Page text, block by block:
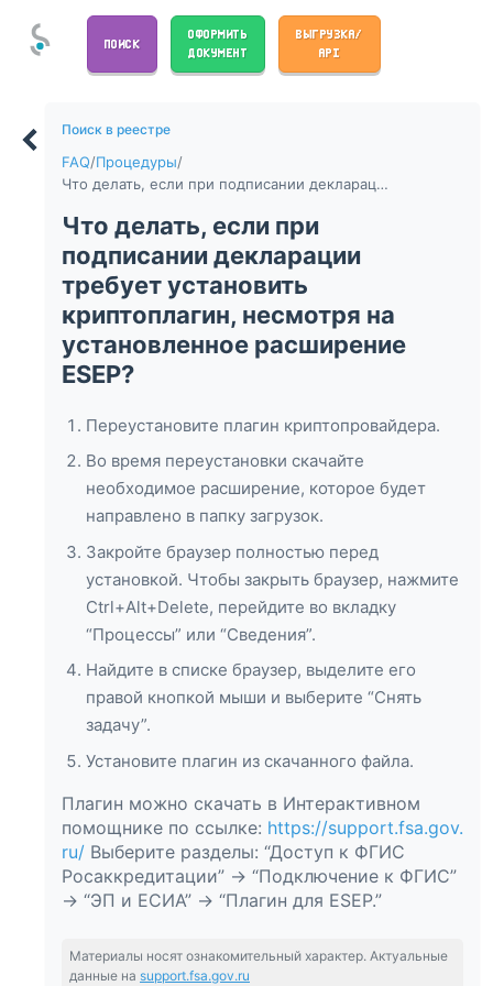
ПОИСК
ОФОРМИТЬ
ДОКУМЕНТ
ВЫГРУЗКА/
API
Поиск в реестре
FAQ/Процедуры/
Что делать, если при подписании декларации требует установить криптоплагин, несмотря на установленное расширение ESEP?
Что делать, если при
подписании декларации
требует установить
криптоплагин, несмотря на
установленное расширение
ESEP?
Переустановите плагин криптопровайдера.
Во время переустановки скачайте
необходимое расширение, которое будет
направлено в папку загрузок.
Закройте браузер полностью перед
установкой. Чтобы закрыть браузер, нажмите
Ctrl+Alt+Delete, перейдите во вкладку
“Процессы” или “Сведения”.
Найдите в списке браузер, выделите его
правой кнопкой мыши и выберите “Снять
задачу”.
Установите плагин из скачанного файла.
Плагин можно скачать в Интерактивном
помощнике по ссылке: https://support.fsa.gov.
ru/Выберите разделы: “Доступ к ФГИС
Росаккредитации” → “Подключение к ФГИС”
→ “ЭП и ЕСИА” → “Плагин для ESEP.”
Материалы носят ознакомительный характер. Актуальные
данные на support.fsa.gov.ru